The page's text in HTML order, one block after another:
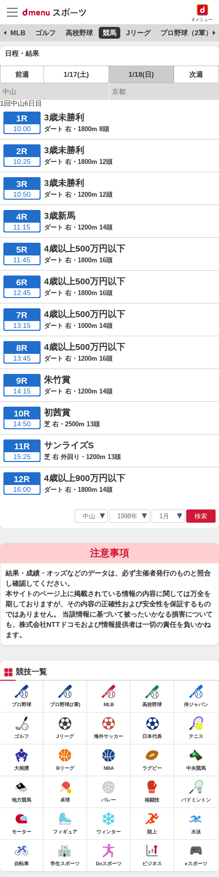
dメニュー
MLB ゴルフ 高校野球 競馬 Jリーグ プロ野球（2軍）
日程・結果
前週 1/17(土) 1/18(日) 次週
中山
京都
1回中山6日目
1R
10:00
3歳未勝利
ダート 右・1800m 8頭
2R
10:25
3歳未勝利
ダート 右・1800m 12頭
3R
10:50
3歳未勝利
ダート 右・1200m 12頭
4R
11:15
3歳新馬
ダート 右・1200m 14頭
5R
11:45
4歳以上500万円以下
ダート 右・1800m 16頭
6R
12:45
4歳以上500万円以下
ダート 右・1800m 16頭
7R
13:15
4歳以上500万円以下
ダート 右・1000m 14頭
8R
13:45
4歳以上500万円以下
ダート 右・1200m 16頭
9R
14:15
朱竹賞
ダート 右・1200m 14頭
10R
14:50
初茜賞
芝 右・2500m 13頭
11R
15:25
サンライズS
芝 右 外回り・1200m 13頭
12R
16:00
4歳以上900万円以下
ダート 右・1800m 14頭
検索
注意事項
結果・成績・オッズなどのデータは、必ず主催者発行のものと照合
し確認してください。
本サイトのページ上に掲載されている情報の内容に関しては万全を
期しておりますが、その内容の正確性および安全性を保証するもの
ではありません。 当該情報に基づいて被ったいかなる損害について
も、株式会社NTTドコモおよび情報提供者は一切の責任を負いかね
ます。
競技一覧
プロ野球 プロ野球(2軍) MLB 高校野球 侍ジャパン
ゴルフ Jリーグ 海外サッカー 日本代表 テニス
大相撲 Bリーグ NBA ラグビー 中央競馬
地方競馬 卓球 バレー 格闘技 バドミントン
モーター フィギュア ウィンター 陸上 水泳
自転車 学生スポーツ Doスポーツ ビジネス eスポーツ